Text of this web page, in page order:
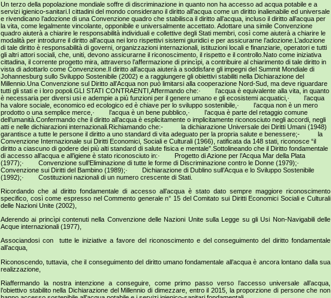
Un terzo della popolazione mondiale soffre di discriminazione in quanto non ha accesso ad acqua potabile e a
servizi igienico-sanitari.I cittadini del mondo considerano il diritto all’acqua come un diritto inalienabile ed universale
e rivendicano l’adozione di una Convenzione quadro che stabilisca il diritto all’acqua, incluso il diritto all’acqua per
la vita, come legalmente vincolante, opponibile e universalmente accettato. Adottare una simile Convenzione
quadro aiuterà a chiarire le responsabilità individuali e collettive degli Stati membri, così come aiuterà a chiarire le
modalità per introdurre il diritto all’acqua nei loro rispettivi sistemi giuridici e per assicurarne l’adozione.L’adozione
di tale diritto è responsabilità di governi, organizzazioni internazionali, istituzioni locali e finanziarie, operatori e tutti
gli altri attori sociali, che, uniti, devono assicurarne il riconoscimento, il rispetto e il controllo.Nato come iniziativa
cittadina, il corrente progetto mira, attraverso l’affermazione di princìpi, a contribuire al chiarimento di tale diritto in
vista di adottarlo come Convenzione.Il diritto all’acqua aiuterà a soddisfare gli impegni del Summit Mondiale di
Johannesburg sullo Sviluppo Sostenibile (2002) e a raggiungere gli obiettivi stabiliti nella Dichiarazione del
Millennio.Una Convenzione sul Diritto all’Acqua non può limitarsi alla cooperazione Nord-Sud, ma deve riguardare
tutti gli stati e i loro popoli.GLI STATI CONTRAENTI,Affermando che:· l’acqua è equivalente alla vita, in quanto
è necessaria per diversi usi e adempie a più funzioni per il genere umano e gli ecosistemi acquatici,· l’acqua
ha valore sociale, economico ed ecologico ed è chiave per lo sviluppo sostenibile,· l’acqua non è un mero
prodotto o una semplice merce,· l’acqua è un bene pubblico,· l’acqua è parte del retaggio comune
dell’umanità.Confermando che il diritto all’acqua è esplicitamente o implicitamente riconosciuto negli accordi, negli
atti e nelle dichiarazioni internazionali.Richiamando che:- la dichiarazione Universale dei Diritti Umani (1948)
garantisce a tutte le persone il diritto a uno standard di vita adeguato per la propria salute e benessere;- la
Convenzione Internazionale sui Diritti Economici, Sociali e Culturali (1966), ratificata da 148 stati, riconosce “il
diritto a ciascuno di godere dei più alti standard di salute fisica e mentale”.Sottolineando che il Diritto fondamentale
di accesso all’acqua e all’igiene è stato riconosciuto in:· Progetto di Azione per l’Acqua Mar della Plata
(1977);· Convenzione sull’Eliminazione di tutte le forme di Discriminazione contro le Donne (1979);·
Convenzione sui Diritti del Bambino (1989);· Dichiarazione di Dublino sull’Acqua e lo Sviluppo Sostenibile
(1992);· Costituzioni nazionali di un numero crescente di Stati.
Ricordando che al diritto fondamentale di accesso all’acqua è stato dato sempre maggiore riconoscimento
specifico, così come espresso nel Commento generale n° 15 del Comitato sui Diritti Economici Sociali e Culturali
delle Nazioni Unite (2002),
Aderendo ai princìpi contenuti nella Convenzione delle Nazioni Unite sulla Legge su gli Usi Non-Navigabili delle
Acque internazionali (1977),
Associandosi con tutte le iniziative a favore del riconoscimento e del conseguimento del diritto fondamentale
all’acqua,
Riconoscendo, tuttavia, che il conseguimento del diritto umano fondamentale all’acqua è ancora lontano dalla sua
realizzazione,
Riaffermando la nostra intenzione a conseguire, come primo passo verso l’accesso universale all’acqua,
l’obiettivo stabilito nella Dichiarazione del Millennio di dimezzare, entro il 2015, la proporzione di persone che non